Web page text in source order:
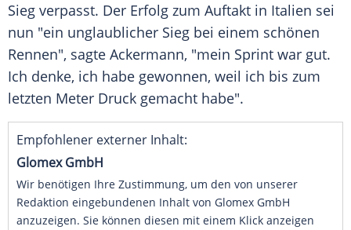
Sieg verpasst. Der Erfolg zum Auftakt in Italien sei
nun "ein unglaublicher Sieg bei einem schönen
Rennen", sagte Ackermann, "mein Sprint war gut.
Ich denke, ich habe gewonnen, weil ich bis zum
letzten Meter Druck gemacht habe".
Empfohlener externer Inhalt:
Glomex GmbH
Wir benötigen Ihre Zustimmung, um den von unserer
Redaktion eingebundenen Inhalt von Glomex GmbH
anzuzeigen. Sie können diesen mit einem Klick anzeigen